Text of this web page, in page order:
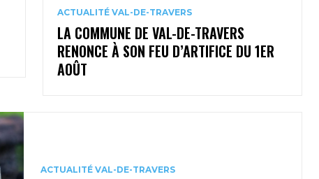
ACTUALITÉ VAL-DE-TRAVERS
LA COMMUNE DE VAL-DE-TRAVERS
RENONCE À SON FEU D’ARTIFICE DU 1ER
AOÛT
ACTUALITÉ VAL-DE-TRAVERS